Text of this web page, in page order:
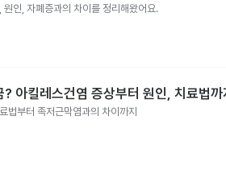
인, 자폐증과의 차이를 정리해왔어요.
아킬레스건염 증상부터 원인, 치료법까
법부터 족저근막염과의 차이까지